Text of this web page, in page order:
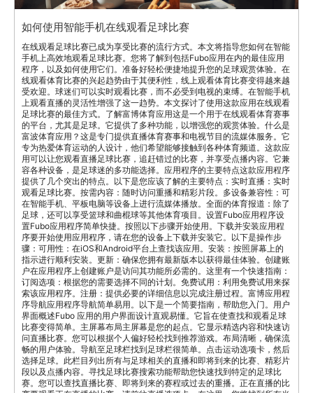
如何使用智能手机在线观看足球比赛
在线观看足球比赛已成为享受比赛的流行方式。本文将指导您如何在智能
手机上高效地观看足球比赛。您将了解到包括Fubo应用在内的最佳应用
程序，以及如何使用它们。准备好轻松便捷地提升您的足球观赏体验。在
线观看体育比赛的兴起趋势由于其便利性，线上观看体育比赛变得越来越
受欢迎。球迷们可以实时观看比赛，而不必受到电视的束缚。在智能手机
上观看直播的灵活性增强了这一趋势。本文探讨了使用这款应用在线观看
足球比赛的最佳方式。了解富博体育应用这是一个用于在线观看体育赛事
的平台，尤其是足球。它提供了多种功能，以增强您的观赏体验。什么是
富波体育应用？这是专门提供直播体育赛事和电视节目的流媒体服务。它
专为热爱体育运动的人设计，他们希望能够接触到各种体育频道。这款应
用可以让您观看直播足球比赛，追赶错过的比赛，并享受点播内容。它兼
容各种设备，是足球迷的多功能选择。应用程序的主要特点这款应用程序
提供了几个突出的特点。以下是您应该了解的主要特点：实时直播：实时
观看足球比赛。按需内容：随时访问重播和精彩片段。多设备兼容性：可
在智能手机、平板电脑等设备上进行流媒体播放。全面的体育报道：除了
足球，还可以享受篮球和曲棍球等其他体育项目。设置Fubo应用程序设
置Fubo应用程序简单快捷。按照以下步骤开始使用。下载并安装应用程
序要开始使用应用程序，请在您的设备上下载并安装它。以下是操作步
骤：可用性：在iOS和Android平台上查找该应用。安装：按照屏幕上的
指示进行顺利安装。更新：确保您拥有最新版本以获得最佳体验。创建账
户在应用程序上创建账户是访问其功能所必需的。这里有一个快速指南：
订阅选项：根据您的需要选择不同的计划。免费试用：利用免费试用来探
索该应用程序。注册：提供必要的详细信息以完成注册过程。富博应用程
序导航应用程序导航简单易用。以下是一个简要指南，帮助您入门。用户
界面概述Fubo 应用的用户界面设计直观易懂。它旨在使查找和观看足球
比赛变得简单。主屏幕布局主屏幕是您的起点。它显示精选内容和快速访
问直播比赛。您可以根据个人偏好轻松找到推荐游戏。布局清晰，确保流
畅的用户体验。导航至足球栏找到足球栏很简单。点击运动选项卡，然后
选择足球。此栏目列出所有与足球相关的直播和即将到来的比赛、精彩片
段以及点播内容。寻找足球比赛搜索功能帮助您快速找到特定的足球比
赛。您可以查找直播比赛、即将到来的赛程或过去的重播。正在直播的比